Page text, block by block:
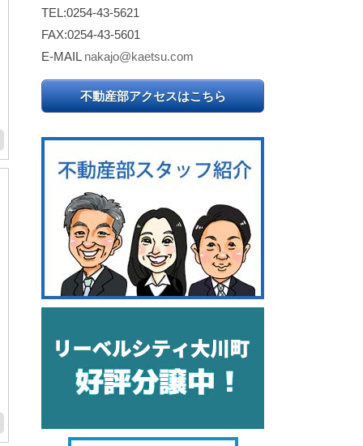
TEL:0254-43-5621
FAX:0254-43-5601
E-MAIL nakajo@kaetsu.com
不動産部アクセスはこちら